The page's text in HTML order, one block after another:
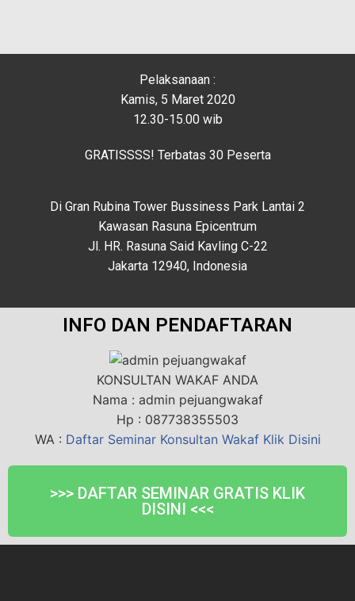
Pelaksanaan :
Kamis, 5 Maret 2020
12.30-15.00 wib
GRATISSSS! Terbatas 30 Peserta
Di Gran Rubina Tower Bussiness Park Lantai 2
Kawasan Rasuna Epicentrum
Jl. HR. Rasuna Said Kavling C-22
Jakarta 12940, Indonesia
INFO DAN PENDAFTARAN
KONSULTAN WAKAF ANDA
Nama : admin pejuangwakaf
Hp : 087738355503
WA : Daftar Seminar Konsultan Wakaf Klik Disini
>>> DAFTAR SEMINAR GRATIS KLIK
DISINI <<<